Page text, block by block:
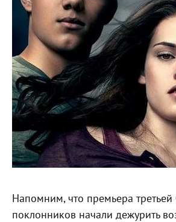
Напомним, что премьера
поклонников начали дежурить